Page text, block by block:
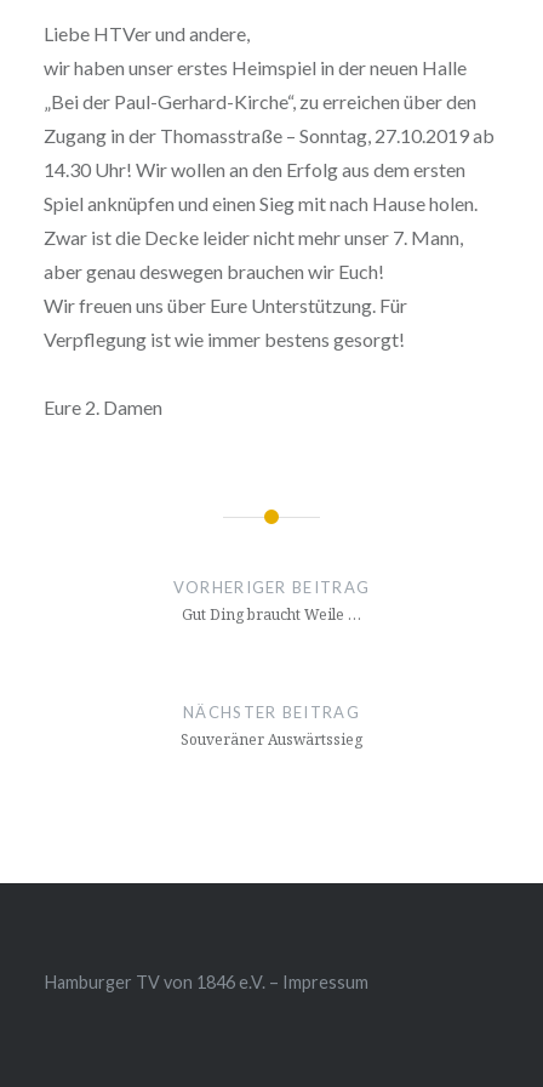
Liebe HTVer und andere,
wir haben unser erstes Heimspiel in der neuen Halle
„Bei der Paul-Gerhard-Kirche“, zu erreichen über den
Zugang in der Thomasstraße – Sonntag, 27.10.2019 ab
14.30 Uhr! Wir wollen an den Erfolg aus dem ersten
Spiel anknüpfen und einen Sieg mit nach Hause holen.
Zwar ist die Decke leider nicht mehr unser 7. Mann,
aber genau deswegen brauchen wir Euch!
Wir freuen uns über Eure Unterstützung. Für
Verpflegung ist wie immer bestens gesorgt!
Eure 2. Damen
Beitragsnavigation
VORHERIGER BEITRAG
Gut Ding braucht Weile …
NÄCHSTER BEITRAG
Souveräner Auswärtssieg
Hamburger TV von 1846 e.V. – Impressum